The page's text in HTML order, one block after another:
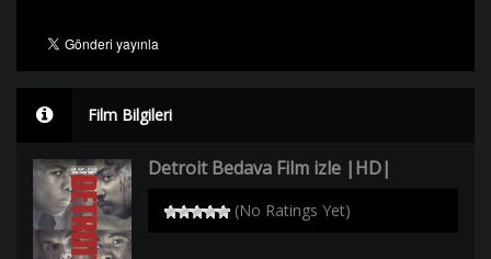
Film Bilgileri
Detroit Bedava Film izle |HD|
(No Ratings Yet)